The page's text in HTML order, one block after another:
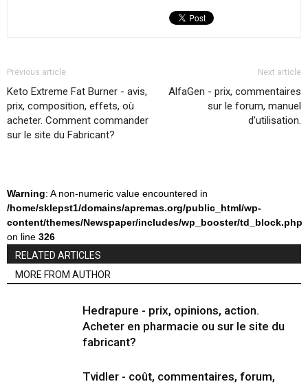
Previous article
Keto Extreme Fat Burner - avis,
prix, composition, effets, où
acheter. Comment commander
sur le site du Fabricant?
Next article
AlfaGen - prix, commentaires
sur le forum, manuel
d’utilisation.
Warning: A non-numeric value encountered in
/home/sklepst1/domains/apremas.org/public_html/wp-
content/themes/Newspaper/includes/wp_booster/td_block.php
on line 326
RELATED ARTICLES
MORE FROM AUTHOR
Hedrapure - prix, opinions, action.
Acheter en pharmacie ou sur le site du
fabricant?
Tvidler - coût, commentaires, forum,